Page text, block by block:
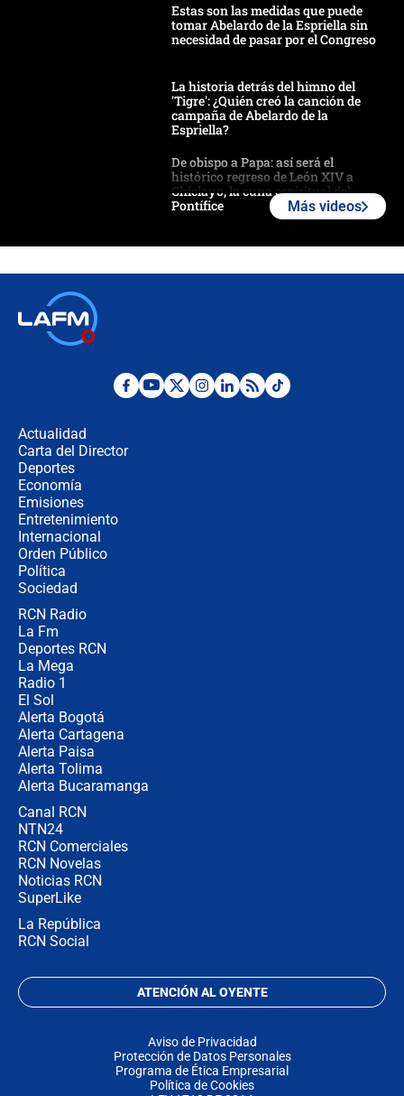
Estas son las medidas que puede
tomar Abelardo de la Espriella sin
necesidad de pasar por el Congreso
La historia detrás del himno del
'Tigre': ¿Quién creó la canción de
campaña de Abelardo de la
Espriella?
De obispo a Papa: así será el
histórico regreso de León XIV a
Chiclayo, la cuna espiritual del
Pontífice
¿La posesión de Abelardo De la
Más videos
Actualidad
Carta del Director
Deportes
Economía
Emisiones
Entretenimiento
Internacional
Orden Público
Política
Sociedad
RCN Radio
La Fm
Deportes RCN
La Mega
Radio 1
El Sol
Alerta Bogotá
Alerta Cartagena
Alerta Paisa
Alerta Tolima
Alerta Bucaramanga
Canal RCN
NTN24
RCN Comerciales
RCN Novelas
Noticias RCN
SuperLike
La República
RCN Social
ATENCIÓN AL OYENTE
Aviso de Privacidad
Protección de Datos Personales
Programa de Ética Empresarial
Política de Cookies